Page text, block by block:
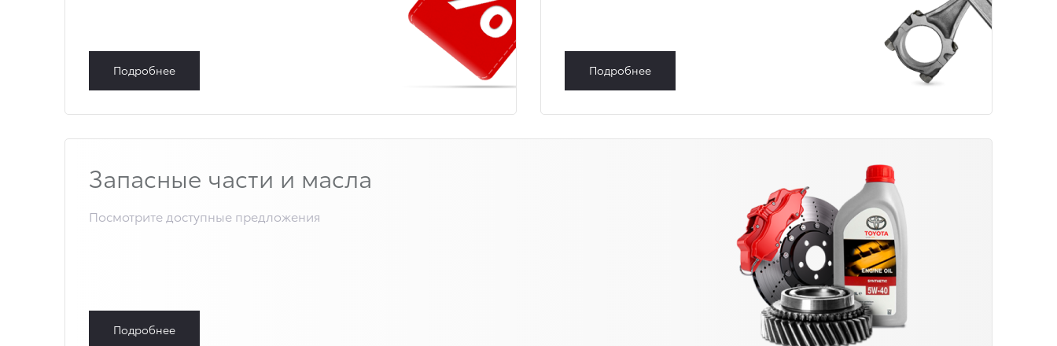
Подробнее Подробнее
Запасные части и масла
Посмотрите доступные предложения
Подробнее